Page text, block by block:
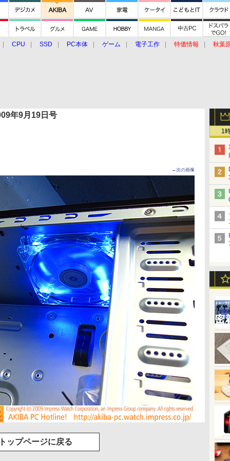
CPU SSD PC本体 ゲーム 電子工作 特価情報
秋葉
1
年9月19日号
→次の画像
ップページに戻る